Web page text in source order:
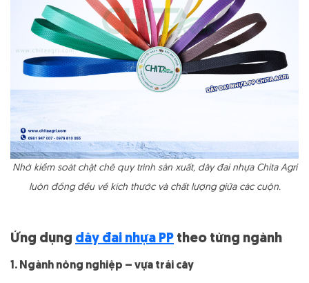
Nhờ kiểm soát chặt chẽ quy trình sản xuất, dây đai nhựa Chita Agri
luôn đồng đều về kích thước và chất lượng giữa các cuộn.
Ứng dụng dây đai nhựa PP theo từng ngành
1. Ngành nông nghiệp – vựa trái cây